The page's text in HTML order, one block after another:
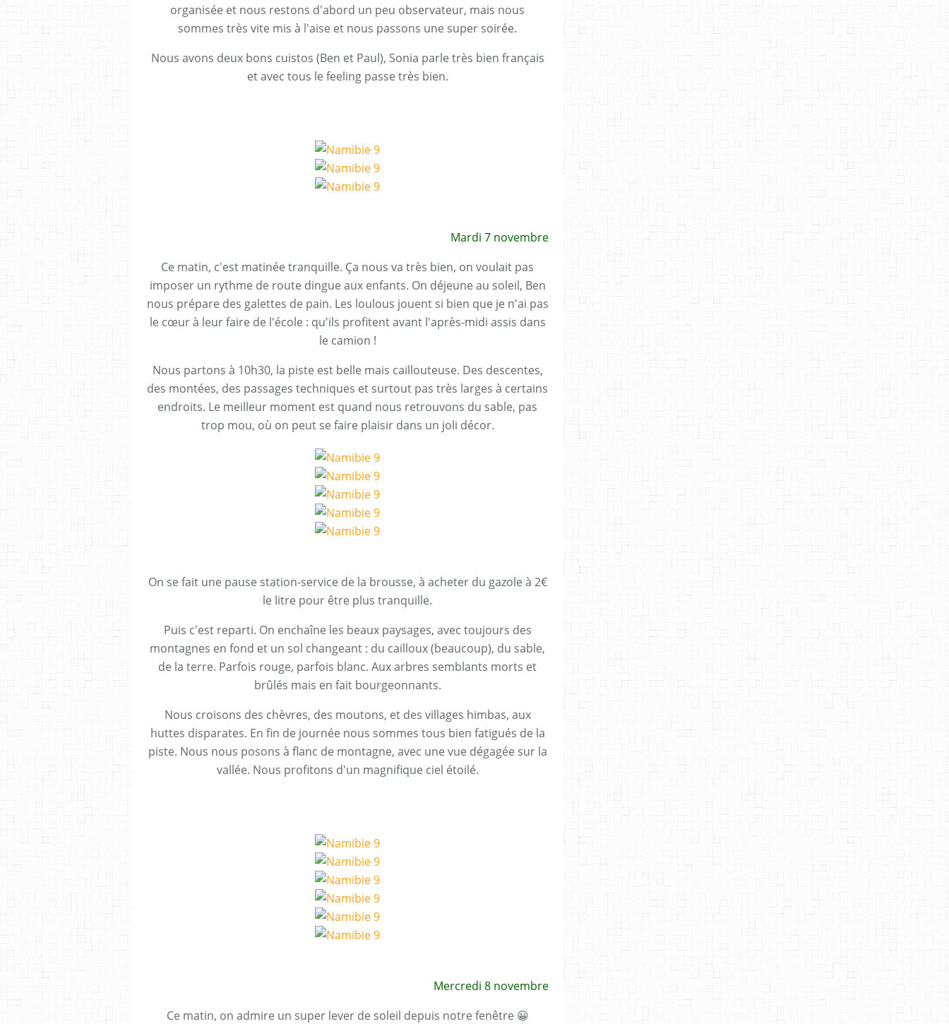
organisée et nous restons d'abord un peu observateur, mais nous
sommes très vite mis à l'aise et nous passons une super soirée.
Nous avons deux bons cuistos (Ben et Paul), Sonia parle très bien français
et avec tous le feeling passe très bien.
Mardi 7 novembre
Ce matin, c'est matinée tranquille. Ça nous va très bien, on voulait pas
imposer un rythme de route dingue aux enfants. On déjeune au soleil, Ben
nous prépare des galettes de pain. Les loulous jouent si bien que je n'ai pas
le cœur à leur faire de l'école : qu'ils profitent avant l'après-midi assis dans
le camion !
Nous partons à 10h30, la piste est belle mais caillouteuse. Des descentes,
des montées, des passages techniques et surtout pas très larges à certains
endroits. Le meilleur moment est quand nous retrouvons du sable, pas
trop mou, où on peut se faire plaisir dans un joli décor.
On se fait une pause station-service de la brousse, à acheter du gazole à 2€
le litre pour être plus tranquille.
Puis c'est reparti. On enchaîne les beaux paysages, avec toujours des
montagnes en fond et un sol changeant : du cailloux (beaucoup), du sable,
de la terre. Parfois rouge, parfois blanc. Aux arbres semblants morts et
brûlés mais en fait bourgeonnants.
Nous croisons des chèvres, des moutons, et des villages himbas, aux
huttes disparates. En fin de journée nous sommes tous bien fatigués de la
piste. Nous nous posons à flanc de montagne, avec une vue dégagée sur la
vallée. Nous profitons d'un magnifique ciel étoilé.
Mercredi 8 novembre
Ce matin, on admire un super lever de soleil depuis notre fenêtre 😀